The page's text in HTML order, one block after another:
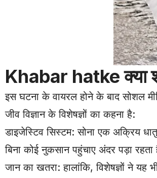
Khabar hatke क्या
इस घटना के वायरल होने के बाद सोशल
जीव विज्ञान के विशेषज्ञों का कहना है:
डाइजेस्टिव सिस्टम: सोना एक अक्रिय
बिना कोई नुकसान पहुंचाए अंदर पड़ा
जान का खतरा: हालांकि, विशेषज्ञों ने यह